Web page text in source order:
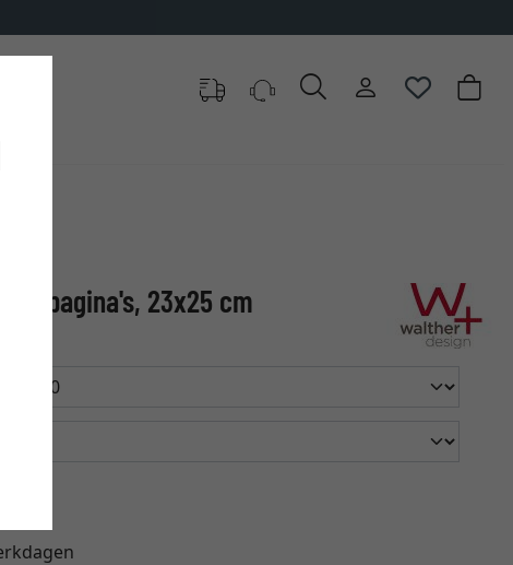
72 pagina's, 23x25 cm